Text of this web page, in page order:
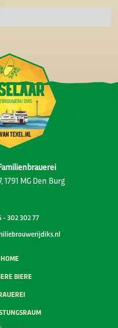
MG Den Burg
- 302 302 77
HOME
BIERE